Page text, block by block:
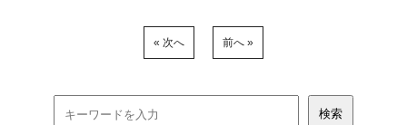
« 次へ 前へ »